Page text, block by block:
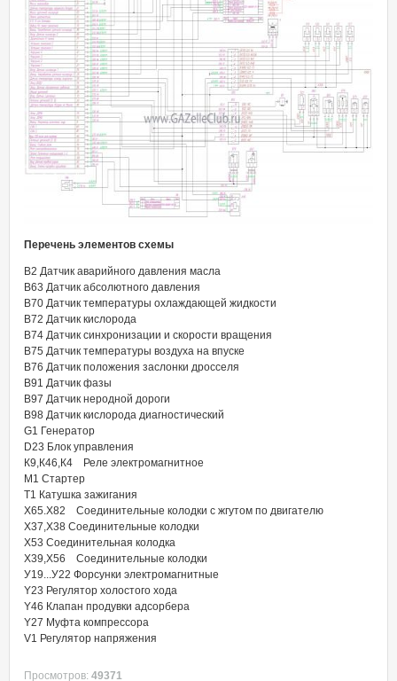
Перечень элементов схемы
В2 Датчик аварийного давления масла
B63 Датчик абсолютного давления
В70 Датчик температуры охлаждающей жидкости
В72 Датчик кислорода
В74 Датчик синхронизации и скорости вращения
В75 Датчик температуры воздуха на впуске
В76 Датчик положения заслонки дросселя
В91 Датчик фазы
В97 Датчик неродной дороги
В98 Датчик кислорода диагностический
G1 Генератор
D23 Блок управления
К9,К46,К4 Реле электромагнитное
М1 Стартер
Т1 Катушка зажигания
X65.X82 Соединительные колодки с жгутом по двигателю
X37,Х38 Соединительные колодки
Х53 Соединительная колодка
Х39,Х56 Соединительные колодки
У19...У22 Форсунки электромагнитные
Y23 Регулятор холостого хода
Y46 Клапан продувки адсорбера
Y27 Муфта компрессора
V1 Регулятор напряжения
Просмотров: 49371